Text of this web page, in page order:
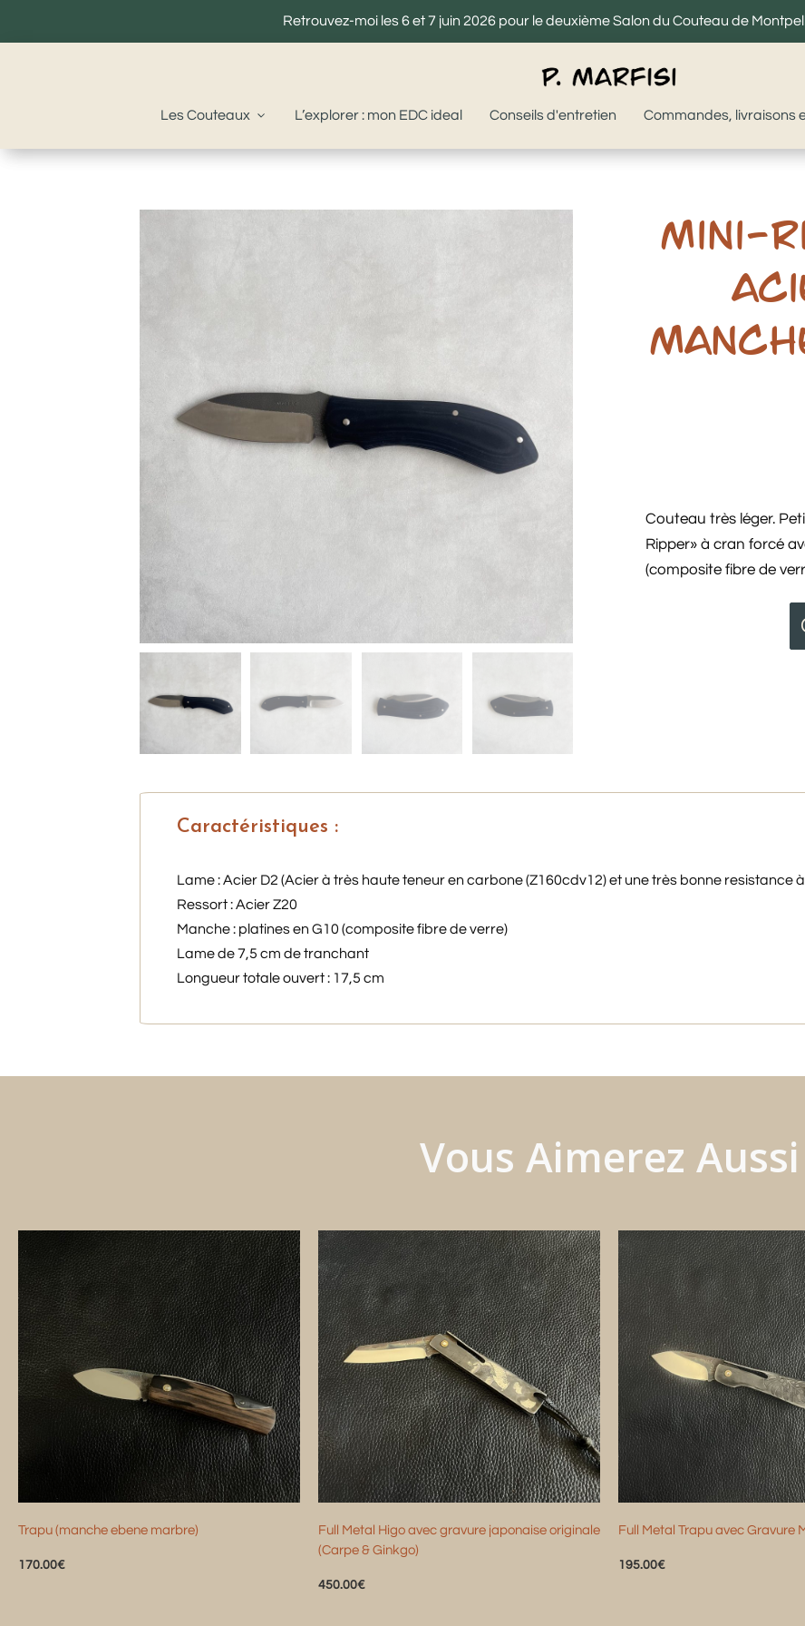
Retrouvez-moi les 6 et 7 juin 2026 pour le deuxième Salon du Couteau de
Les Couteaux L’explorer : mon EDC ideal Conseils d'entretien Commandes, livraisons
Mini-
Couteau très léger.
Ripper» à cran forcé
(composite fibre de
Caractéristiques :
Lame : Acier D2 (Acier à très haute teneur en carbone (Z160cdv12) et une très bonne resistance
Ressort : Acier Z20
Manche : platines en G10 (composite fibre de verre)
Lame de 7,5 cm de tranchant
Longueur totale ouvert : 17,5 cm
Vous Aimerez Aussi
Trapu (manche ebene marbre)
170.00€
Full Metal Higo avec gravure japonaise originale
(Carpe & Ginkgo)
450.00€
Full Metal Trapu avec Gravure
195.00€